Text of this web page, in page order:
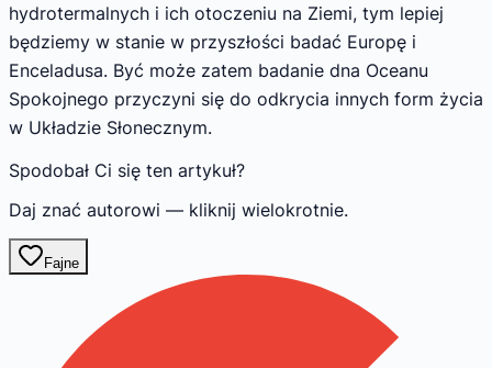
hydrotermalnych i ich otoczeniu na Ziemi, tym lepiej
będziemy w stanie w przyszłości badać Europę i
Enceladusa. Być może zatem badanie dna Oceanu
Spokojnego przyczyni się do odkrycia innych form życia
w Układzie Słonecznym.
Spodobał Ci się ten artykuł?
Daj znać autorowi — kliknij wielokrotnie.
Fajne